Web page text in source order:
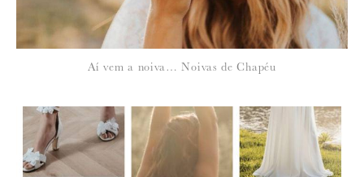
Aí vem a noiva… Noivas de Chapéu